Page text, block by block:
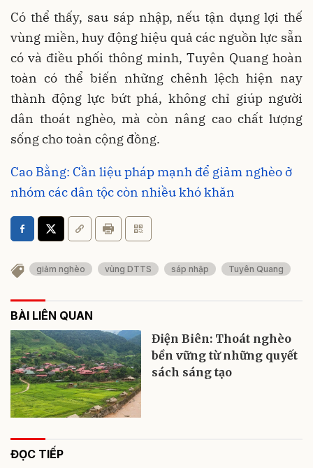
Có thể thấy, sau sáp nhập, nếu tận dụng lợi thế
vùng miền, huy động hiệu quả các nguồn lực sẵn
có và điều phối thông minh, Tuyên Quang hoàn
toàn có thể biến những chênh lệch hiện nay
thành động lực bứt phá, không chỉ giúp người
dân thoát nghèo, mà còn nâng cao chất lượng
sống cho toàn cộng đồng.
Cao Bằng: Cần liệu pháp mạnh để giảm nghèo ở
nhóm các dân tộc còn nhiều khó khăn
giảm nghèo vùng DTTS sáp nhập Tuyên Quang
BÀI LIÊN QUAN
Điện Biên: Thoát nghèo
bền vững từ những quyết
sách sáng tạo
ĐỌC TIẾP